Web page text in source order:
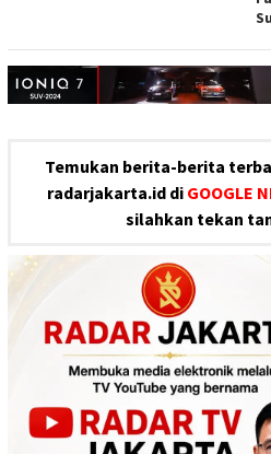
Temukan berita-berita
radarjakarta.id di GOOGLE
silahkan tekan